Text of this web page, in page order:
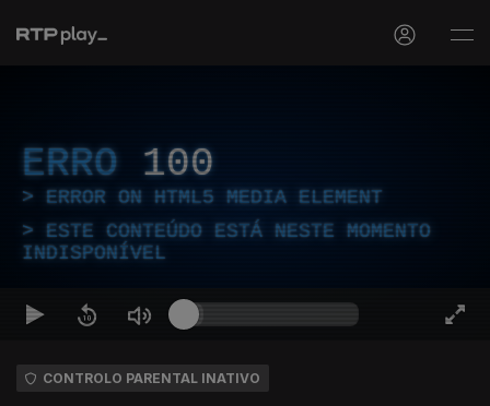
ERRO 100
ERROR ON HTML5 MEDIA ELEMENT
ESTE CONTEÚDO ESTÁ NESTE MOMENTO
INDISPONÍVEL
CONTROLO PARENTAL INATIVO